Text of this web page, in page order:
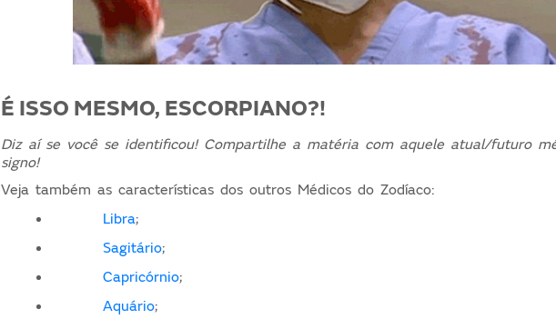
É ISSO MESMO, ESCORPIANO?!
Diz aí se você se identificou! Compartilhe a matéria com aquele atual/futuro
signo!
Veja também as características dos outros Médicos do Zodíaco:
Libra;
Sagitário;
Capricórnio;
Aquário;